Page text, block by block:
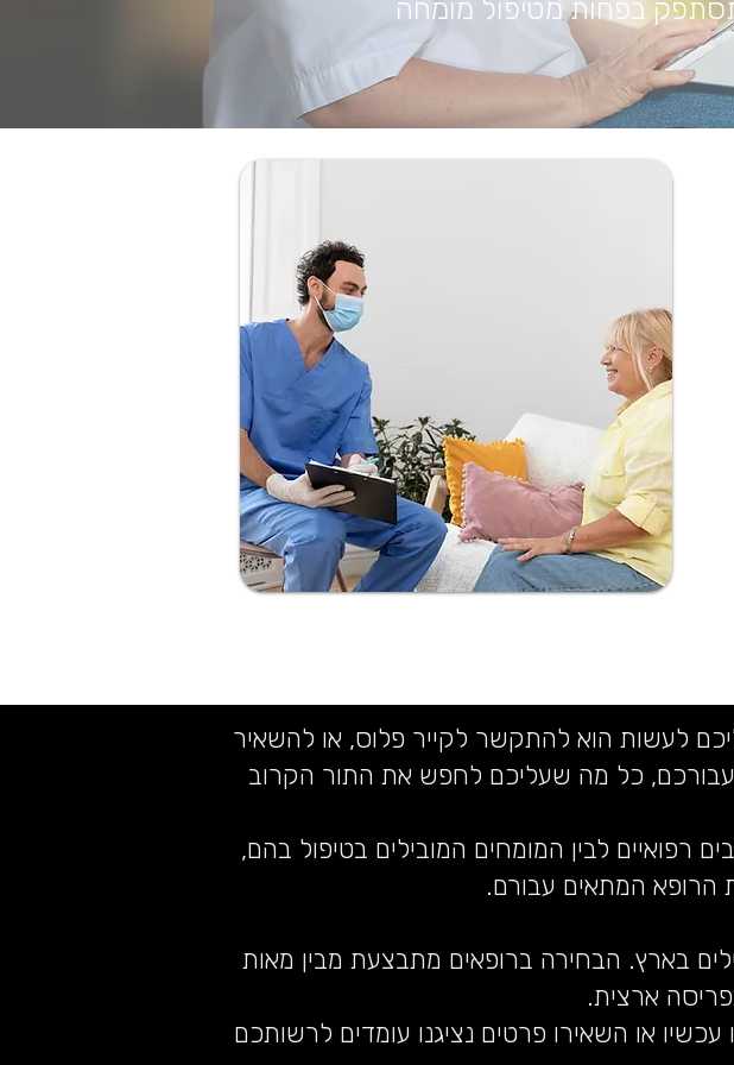
בפחות מטיפול מומחה
לעשות הוא להתקשר לקייר פלוס, או להשאיר
עבורכם, כל מה שעליכם לחפש את התור הקרוב
רפואיים לבין המומחים המובילים בטיפול בהם,
המתאים עבורם.
בארץ. הבחירה ברופאים מתבצעת מבין מאות
ארצית.
או השאירו פרטים נציגנו עומדים לרשותכם